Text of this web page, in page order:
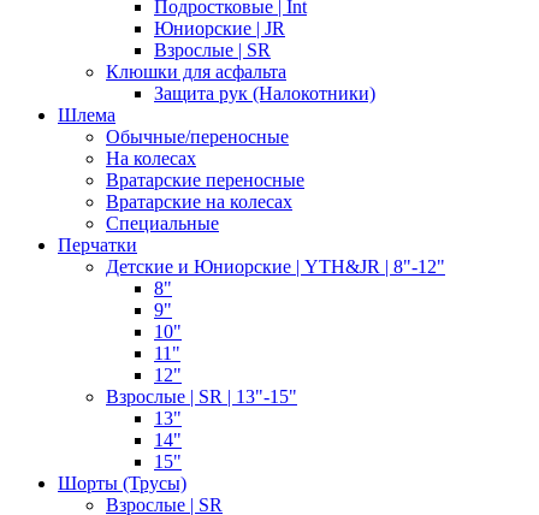
Подростковые | Int
Юниорские | JR
Взрослые | SR
Клюшки для асфальта
Защита рук (Налокотники)
Шлема
Обычные/переносные
На колесах
Вратарские переносные
Вратарские на колесах
Специальные
Перчатки
Детские и Юниорские | YTH&JR | 8"-12"
8"
9"
10"
11"
12"
Взрослые | SR | 13"-15"
13"
14"
15"
Шорты (Трусы)
Взрослые | SR